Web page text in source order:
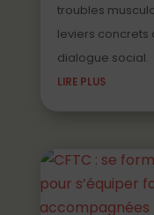
troubles
leviers concrets
dialogue social.
LIRE PLUS